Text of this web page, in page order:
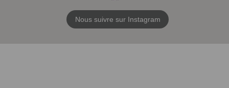
Nous suivre sur Instagram